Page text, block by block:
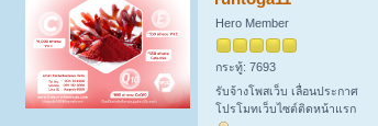
Hero Member
กระทู้: 7693
รับจ้างโพสเว็บ เลื่อนประกาศ
โปรโมทเว็บไซต์ติดหน้าแรก